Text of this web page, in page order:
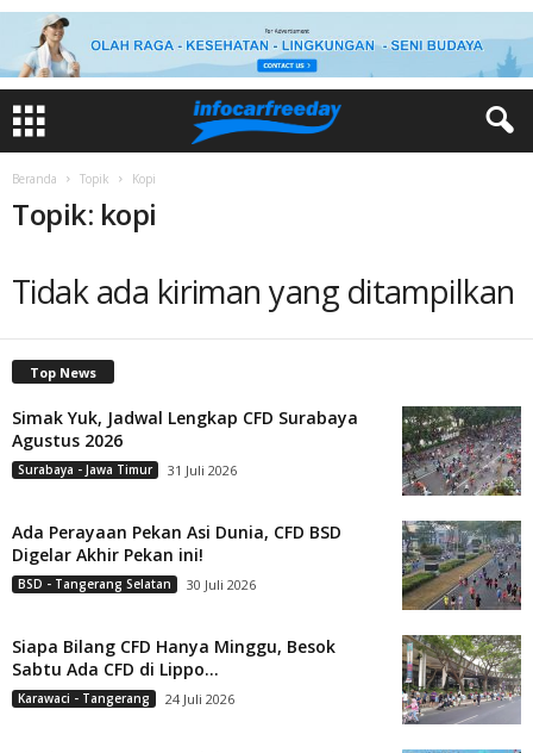
Beranda Topik Kopi
Topik: kopi
Tidak ada kiriman yang ditampilkan
Top News
Simak Yuk, Jadwal Lengkap CFD Surabaya
Agustus 2026
Surabaya - Jawa Timur 31 Juli 2026
Ada Perayaan Pekan Asi Dunia, CFD BSD
Digelar Akhir Pekan ini!
BSD - Tangerang Selatan 30 Juli 2026
Siapa Bilang CFD Hanya Minggu, Besok
Sabtu Ada CFD di Lippo...
Karawaci - Tangerang 24 Juli 2026